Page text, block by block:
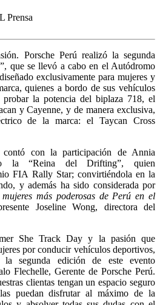
Prensa
Porsche Perú realizó la segunda
que se llevó a cabo en el Autódromo
exclusivamente para mujeres y
quienes a bordo de sus vehículos
la potencia del biplaza 718, el
y Cayenne, y de manera exclusiva,
de la marca: el Taycan Cross
contó con la participación de Annia
la “Reina del Drifting”, quien
FIA Rally Star; convirtiéndola en la
y además ha sido considerada por
más poderosas de Perú en el
Joseline Wong, directora del
She Track Day y la pasión que
por conducir vehículos deportivos,
segunda edición de este evento
Flechelle, Gerente de Porsche Perú.
clientas tengan un espacio seguro
puedan disfrutar al máximo de la